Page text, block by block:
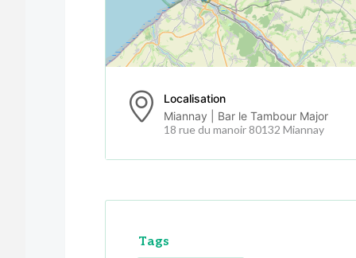
Localisation
Miannay | Bar le Tambour Major
18 rue du manoir 80132 Miannay
Tags